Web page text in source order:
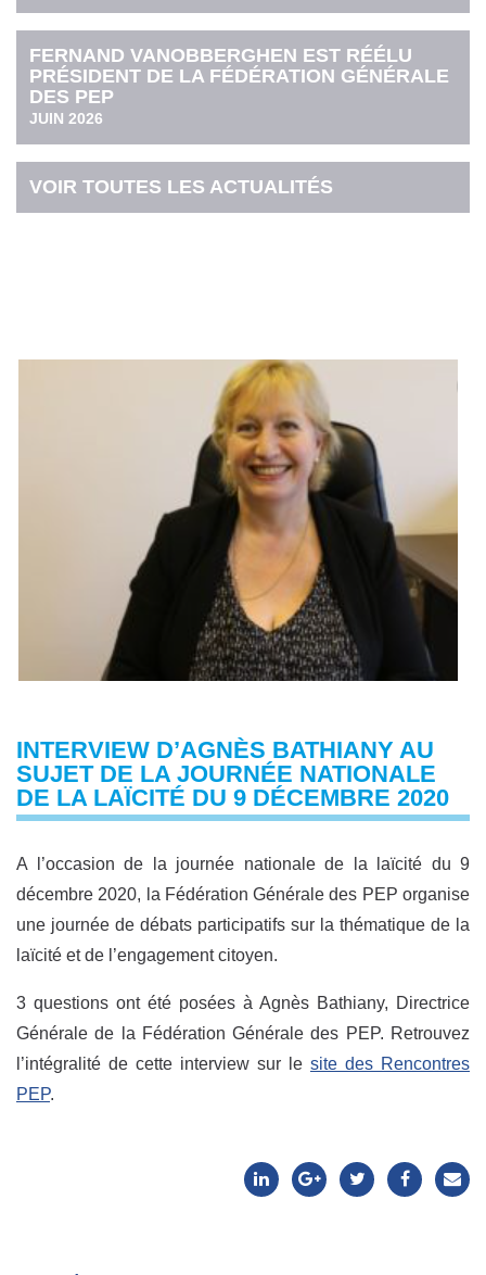
FERNAND VANOBBERGHEN EST RÉÉLU
PRÉSIDENT DE LA FÉDÉRATION GÉNÉRALE
DES PEP
JUIN 2026
VOIR TOUTES LES ACTUALITÉS
INTERVIEW D’AGNÈS BATHIANY AU
SUJET DE LA JOURNÉE NATIONALE
DE LA LAÏCITÉ DU 9 DÉCEMBRE 2020
A l’occasion de la journée nationale de la laïcité du 9
décembre 2020, la Fédération Générale des PEP organise
une journée de débats participatifs sur la thématique de la
laïcité et de l’engagement citoyen.
3 questions ont été posées à Agnès Bathiany, Directrice
Générale de la Fédération Générale des PEP. Retrouvez
l’intégralité de cette interview sur le site des Rencontres
PEP.